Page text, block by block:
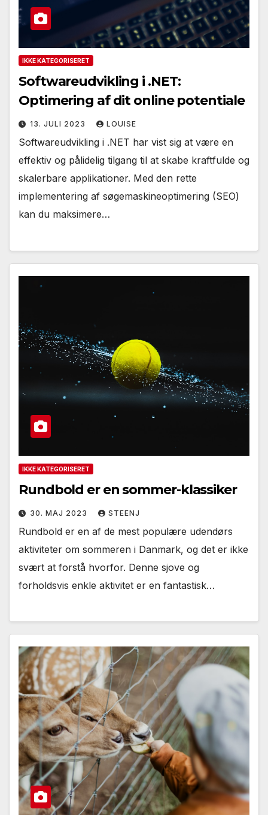
IKKE KATEGORISERET
Softwareudvikling i .NET:
Optimering af dit online potentiale
13. JULI 2023 LOUISE
Softwareudvikling i .NET har vist sig at være en
effektiv og pålidelig tilgang til at skabe kraftfulde og
skalerbare applikationer. Med den rette
implementering af søgemaskineoptimering (SEO)
kan du maksimere…
IKKE KATEGORISERET
Rundbold er en sommer-klassiker
30. MAJ 2023 STEENJ
Rundbold er en af de mest populære udendørs
aktiviteter om sommeren i Danmark, og det er ikke
svært at forstå hvorfor. Denne sjove og
forholdsvis enkle aktivitet er en fantastisk…